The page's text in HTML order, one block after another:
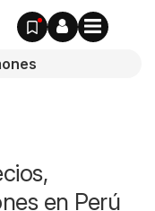
en Perú